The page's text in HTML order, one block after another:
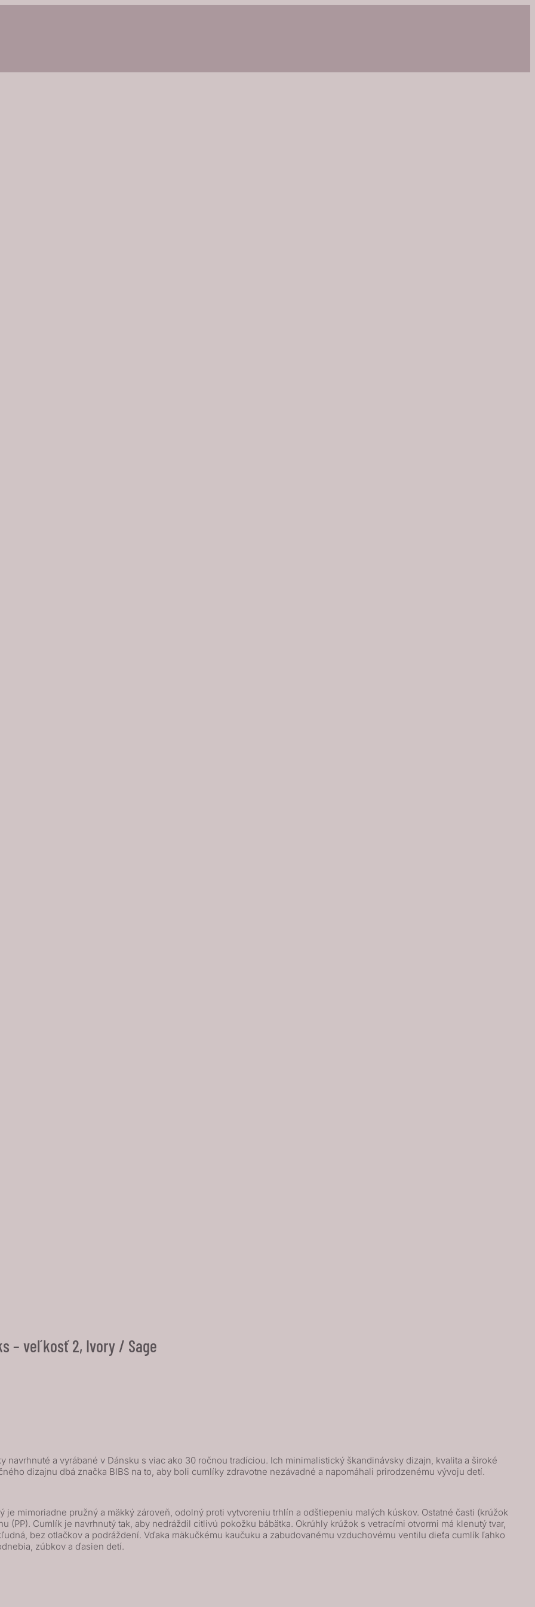
– veľkosť 2, Ivory / Sage
navrhnuté a vyrábané v Dánsku s viac ako 30 ročnou tradíciou. Ich minimalistický škandinávsky dizajn, kvalita a široké
dizajnu dbá značka BIBS na to, aby boli cumlíky zdravotne nezávadné a napomáhali prirodzenému vývoju detí.
mimoriadne pružný a mäkký zároveň, odolný proti vytvoreniu trhlín a odštiepeniu malých kúskov. Ostatné časti (krúžok
Cumlík je navrhnutý tak, aby nedráždil citlivú pokožku bábätka. Okrúhly krúžok s vetracími otvormi má klenutý tvar,
bez otlačkov a podráždení. Vďaka mäkučkému kaučuku a zabudovanému vzduchovému ventilu dieťa cumlík ľahko
zúbkov a ďasien detí.